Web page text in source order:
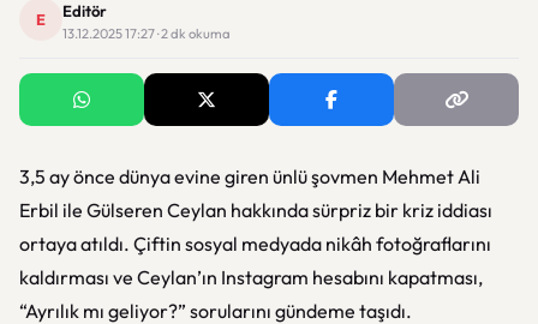
E Editör
13.12.2025 17:27 · 2 dk okuma
3,5 ay önce dünya evine giren ünlü şovmen Mehmet Ali
Erbil ile Gülseren Ceylan hakkında sürpriz bir kriz iddiası
ortaya atıldı. Çiftin sosyal medyada nikâh fotoğraflarını
kaldırması ve Ceylan’ın Instagram hesabını kapatması,
“Ayrılık mı geliyor?” sorularını gündeme taşıdı.